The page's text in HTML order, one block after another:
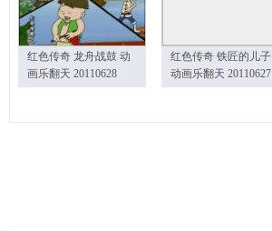
红色传奇 龙舟战鼓 动
画乐翻天 20110628
红色传奇 铁匠的儿子
动画乐翻天 20110627